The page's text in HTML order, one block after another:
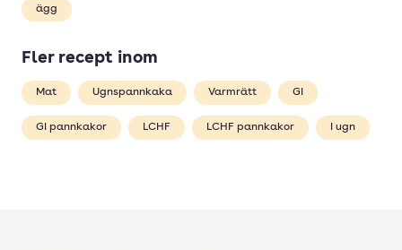
ägg
Fler recept inom
Mat Ugnspannkaka Varmrätt GI
GI pannkakor LCHF LCHF pannkakor I ugn